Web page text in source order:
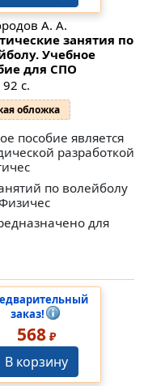
А. А.
занятия по
Учебное
для СПО
с.
обложка
пособие является
разработкой
по волейболу
для
заказ!
568₽
В корзину